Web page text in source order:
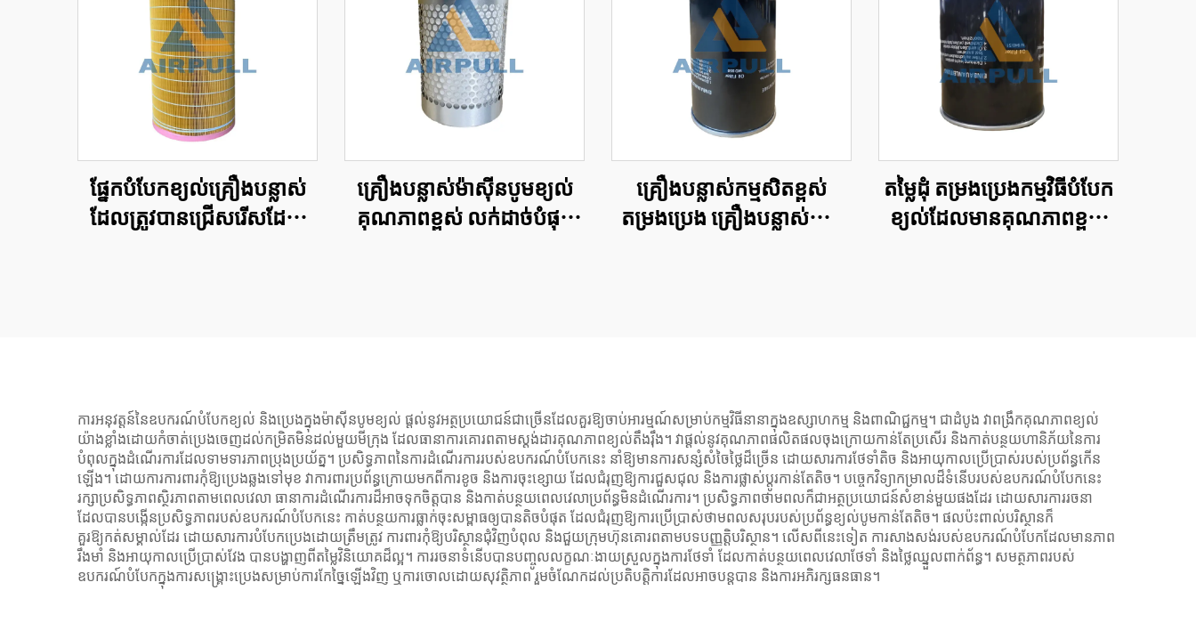
ផ្នែកបំបែកខ្យល់គ្រឿងបន្លាស់
ដែលត្រូវបានជ្រើសរើសដែល
គ្រឿងបន្លាស់ម៉ាស៊ីនបូមខ្យល់
គុណភាពខ្ពស់ លក់ដាច់បំផុត
គ្រឿងបន្លាស់កម្មសិតខ្ពស់
តម្រងប្រេង គ្រឿងបន្លាស់ស្រីវ
តម្លៃដុំ តម្រងប្រេងកម្មវិធីបំបែក
ខ្យល់ដែលមានគុណភាពខ្ពស់
ការអនុវត្តន៍នៃឧបករណ៍បំបែកខ្យល់ និងប្រេងក្នុងម៉ាស៊ីនបូមខ្យល់ ផ្តល់នូវអត្ថប្រយោជន៍ជាច្រើនដែលគួរឱ្យចាប់អារម្មណ៍សម្រាប់កម្មវិធីនានាក្នុងឧស្សាហកម្ម និងពាណិជ្ជកម្ម។ ជាដំបូង វាពង្រឹកគុណភាពខ្យល់
យ៉ាងខ្លាំងដោយកំចាត់ប្រេងចេញដល់កម្រិតមិនដល់មួយមីក្រុង ដែលធានាការគោរពតាមស្តង់ដារគុណភាពខ្យល់តឹងរ៉ឹង។ វាផ្តល់នូវគុណភាពផលិតផលចុងក្រោយកាន់តែប្រសើរ និងកាត់បន្ថយហានិភ័យនៃការ
បំពុលក្នុងដំណើរការដែលទាមទារភាពប្រុងប្រយ័ត្ន។ ប្រសិទ្ធភាពនៃការដំណើរការរបស់ឧបករណ៍បំបែកនេះ នាំឱ្យមានការសន្សំសំចៃថ្លៃដ៏ច្រើន ដោយសារការថែទាំតិច និងអាយុកាលប្រើប្រាស់របស់ប្រព័ន្ធកើន
ឡើង។ ដោយការការពារកុំឱ្យប្រេងឆ្លងទៅមុខ វាការពារប្រព័ន្ធក្រោយមកពីការខូច និងការចុះខ្សោយ ដែលជំរុញឱ្យការជួសជុល និងការផ្លាស់ប្តូរកាន់តែតិច។ បច្ចេកវិទ្យាកម្រាលដ៏ទំនើបរបស់ឧបករណ៍បំបែកនេះ
រក្សាប្រសិទ្ធភាពស្ថិរភាពតាមពេលវេលា ធានាការដំណើរការដ៏អាចទុកចិត្តបាន និងកាត់បន្ថយពេលវេលាប្រព័ន្ធមិនដំណើរការ។ ប្រសិទ្ធភាពថាមពលក៏ជាអត្ថប្រយោជន៍សំខាន់មួយផងដែរ ដោយសារការរចនា
ដែលបានបង្កើនប្រសិទ្ធភាពរបស់ឧបករណ៍បំបែកនេះ កាត់បន្ថយការធ្លាក់ចុះសម្ពាធឲ្យបានតិចបំផុត ដែលជំរុញឱ្យការប្រើប្រាស់ថាមពលសរុបរបស់ប្រព័ន្ធខ្យល់បូមកាន់តែតិច។ ផលប៉ះពាល់បរិស្ថានក៏
គួរឱ្យកត់សម្គាល់ដែរ ដោយសារការបំបែកប្រេងដោយត្រឹមត្រូវ ការពារកុំឱ្យបរិស្ថានជុំវិញបំពុល និងជួយក្រុមហ៊ុនគោរពតាមបទបញ្ញត្តិបរិស្ថាន។ លើសពីនេះទៀត ការសាងសង់របស់ឧបករណ៍បំបែកដែលមានភាព
រឹងមាំ និងអាយុកាលប្រើប្រាស់វែង បានបង្ហាញពីតម្លៃវិនិយោគដ៏ល្អ។ ការរចនាទំនើបបានបញ្ចូលលក្ខណៈងាយស្រួលក្នុងការថែទាំ ដែលកាត់បន្ថយពេលវេលាថែទាំ និងថ្លៃឈ្នួលពាក់ព័ន្ធ។ សមត្ថភាពរបស់
ឧបករណ៍បំបែកក្នុងការសង្គ្រោះប្រេងសម្រាប់ការកែច្នៃឡើងវិញ ឬការចោលដោយសុវត្ថិភាព រួមចំណែកដល់ប្រតិបត្តិការដែលអាចបន្តបាន និងការអភិរក្សធនធាន។